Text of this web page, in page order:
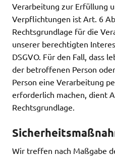
Verarbeitung zur Erfüllung
Verpflichtungen ist Art. 6
Rechtsgrundlage für die
unserer berechtigten
DSGVO. Für den Fall, dass
der betroffenen Person
Person eine Verarbeitung
erforderlich machen, dient
Rechtsgrundlage.
Wir treffen nach Maßgabe